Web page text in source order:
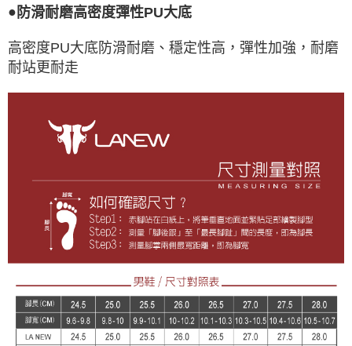
● 防滑耐磨高密度彈性PU大底
高密度PU大底防滑耐磨、穩定性高，彈性加強，耐磨
耐站更耐走